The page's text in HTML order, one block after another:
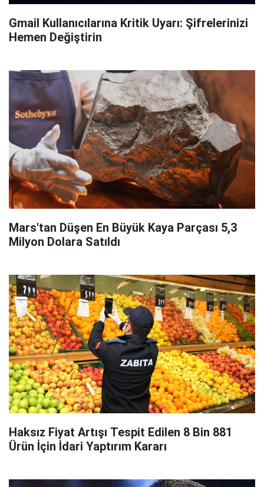
Gmail Kullanıcılarına Kritik Uyarı: Şifrelerinizi
Hemen Değiştirin
Mars'tan Düşen En Büyük Kaya Parçası 5,3
Milyon Dolara Satıldı
Haksız Fiyat Artışı Tespit Edilen 8 Bin 881
Ürün İçin İdari Yaptırım Kararı